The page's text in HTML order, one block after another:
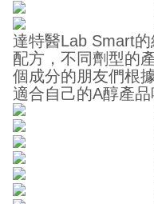
達特醫Lab Smart
配方，不同劑型的
個成分的朋友們根
適合自己的A醇產品